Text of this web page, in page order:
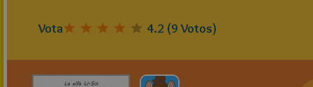
Vota 4.2 (9Votos)